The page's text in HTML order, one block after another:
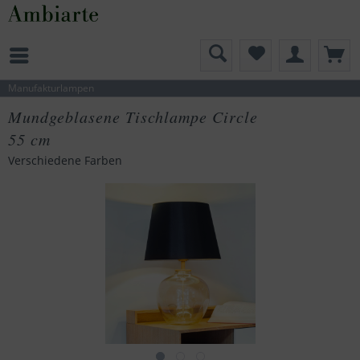
Manufakturlampen
Mundgeblasene Tischlampe Circle
55 cm
Verschiedene Farben